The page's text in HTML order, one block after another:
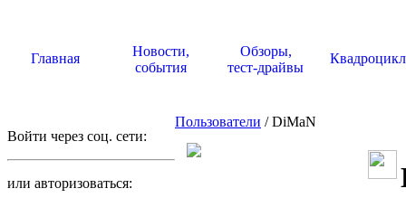
Главная
Новости,
события
Обзоры,
тест-драйвы
Войти через соц. сети:
или авторизоваться:
Пользователи / DiMaN